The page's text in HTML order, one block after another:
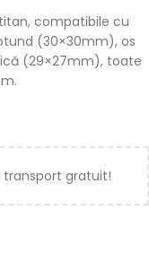
compatibile cu
(30×30mm), os
(29×27mm), toate
transport gratuit!